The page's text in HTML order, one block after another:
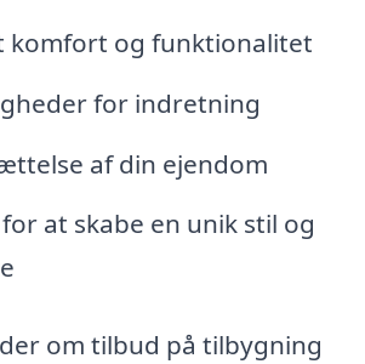
komfort og funktionalitet
for indretning
af din ejendom
at skabe en unik stil og
om tilbud på tilbygning